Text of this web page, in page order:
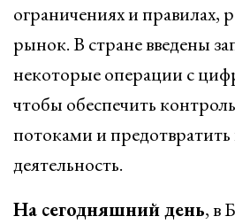
ограничениях и правилах,
рынок. В стране введены
некоторые операции с
чтобы обеспечить
потоками и
деятельность.
На сегодняшний день, в